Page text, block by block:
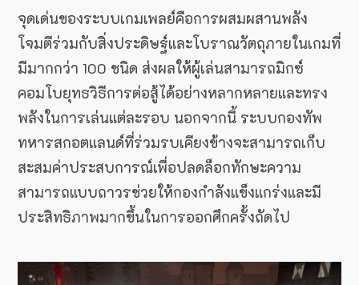
จุดเด่นของระบบเกมเพลย์คือการผสมผสานพลัง
โจมตีร่วมกับสิ่งประดิษฐ์และโบราณวัตถุภายในเกมที่
มีมากกว่า 100 ชนิด ส่งผลให้ผู้เล่นสามารถมิกซ์
คอมโบยุทธวิธีการต่อสู้ได้อย่างหลากหลายและทรง
พลังในการเล่นแต่ละรอบ นอกจากนี้ ระบบกองทัพ
ทหารสกอตแลนด์ที่ร่วมรบเคียงข้างจะสามารถเก็บ
สะสมค่าประสบการณ์เพื่อปลดล็อกทักษะความ
สามารถแบบถาวรช่วยให้กองกำลังแข็งแกร่งและมี
ประสิทธิภาพมากขึ้นในการออกศึกครั้งถัดไป